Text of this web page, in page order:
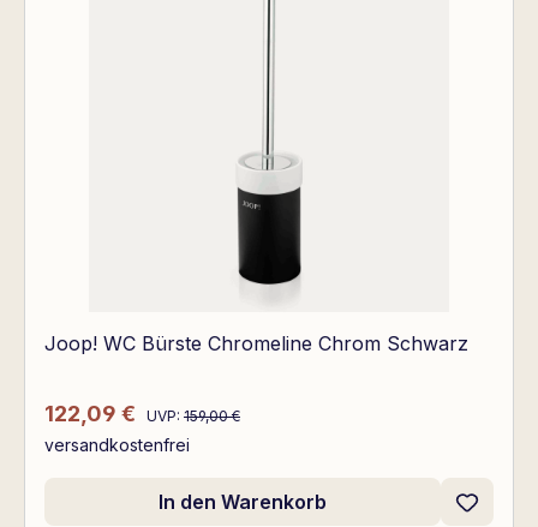
Joop! WC Bürste Chromeline Chrom Schwarz
Verkaufspreis:
122,09 € Regulärer Preis:
UVP: 159,00 €
versandkostenfrei
In den Warenkorb